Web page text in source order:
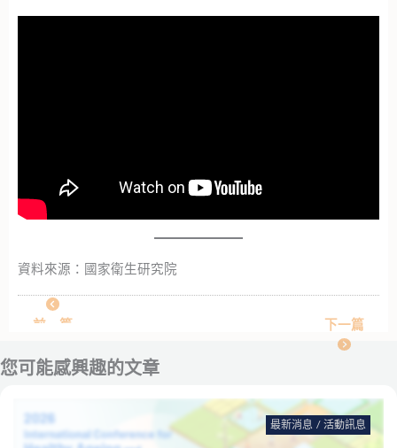
資料來源：國家衛生研究院
前一篇 下一篇
您可能感興趣的文章
最新消息 / 活動訊息